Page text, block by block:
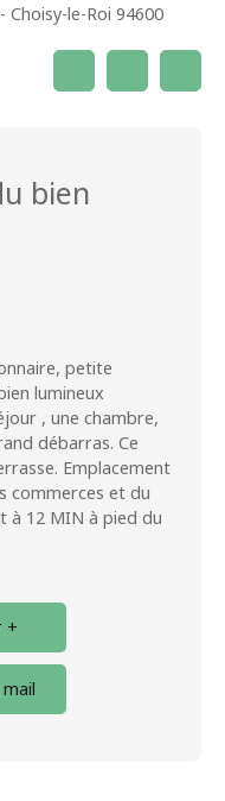
Choisy-le-Roi 94600
bien
petite
lumineux
, une chambre,
débarras. Ce
Emplacement
commerces et du
à 12 MIN à pied du
+